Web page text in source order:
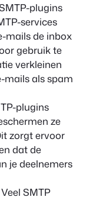
plugins
services
mails de inbox
gebruik te
verkleinen
mails als spam
plugins
ze
zorgt ervoor
dat de
je deelnemers
Veel SMTP